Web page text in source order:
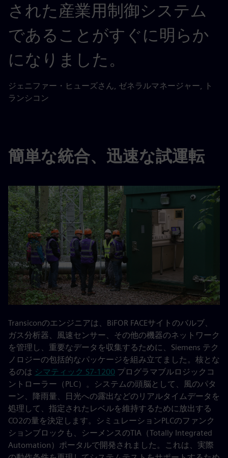
された産業用制御システム
であることがすぐに明らか
になりました。
ジェニファー・ヒューズさん, ゼネラルマネージャー, ト
ランシコン
簡単な統合、迅速な試運転
Transiconのエンジニアは、BiFOR FACEサイトのバルブ、
ガス分析器、風速センサー、その他の機器のネットワーク
を管理し、重要なデータを収集するために、Siemens テク
ノロジーの包括的なパッケージを組み立てました。核とな
るのは シマティック S7-1200 プログラマブルロジックコ
ントローラー（PLC）。システムの頭脳として、風のパタ
ーン、降雨量、日光への露出などのリアルタイムデータを
処理して、指定されたレベルを維持するために放出する
CO2の量を決定します。シミュレーションPLCのファンク
ションブロックも、シーメンスのTIA（Totally Integrated
Automation）ポータルで開発されました。これは、実際